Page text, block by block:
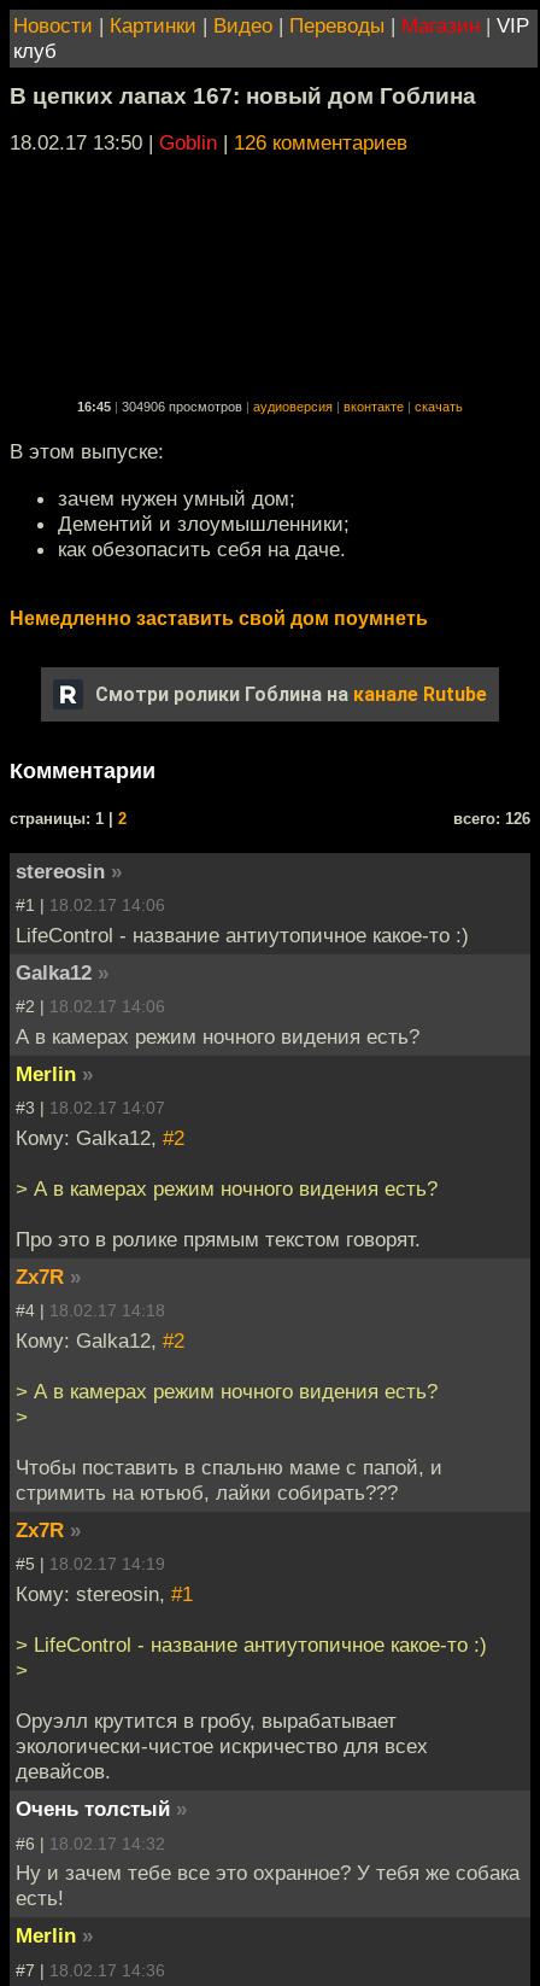
Новости | Картинки | Видео | Переводы | Магазин | VIP
клуб
В цепких лапах 167: новый дом Гоблина
18.02.17 13:50 | Goblin | 126 комментариев
16:45 304906 просмотров аудиоверсия вконтакте скачать
В этом выпуске:
зачем нужен умный дом;
Дементий и злоумышленники;
как обезопасить себя на даче.
Немедленно заставить свой дом поумнеть
Смотри ролики Гоблина на канале Rutube
Комментарии
cтраницы: 1 | 2 всего: 126
stereosin »
#1 | 18.02.17 14:06
LifeControl - название антиутопичное какое-то :)
Galka12 »
#2 | 18.02.17 14:06
А в камерах режим ночного видения есть?
Merlin »
#3 | 18.02.17 14:07
Кому: Galka12, #2
> А в камерах режим ночного видения есть?
Про это в ролике прямым текстом говорят.
Zx7R »
#4 | 18.02.17 14:18
Кому: Galka12, #2
> А в камерах режим ночного видения есть?
>
Чтобы поставить в спальню маме с папой, и
стримить на ютьюб, лайки собирать???
Zx7R »
#5 | 18.02.17 14:19
Кому: stereosin, #1
> LifeControl - название антиутопичное какое-то :)
>
Оруэлл крутится в гробу, вырабатывает
экологически-чистое искричество для всех
девайсов.
Очень толстый »
#6 | 18.02.17 14:32
Ну и зачем тебе все это охранное? У тебя же собака
есть!
Merlin »
#7 | 18.02.17 14:36